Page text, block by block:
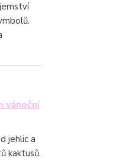
vánoční
jehlic a
kaktusů.